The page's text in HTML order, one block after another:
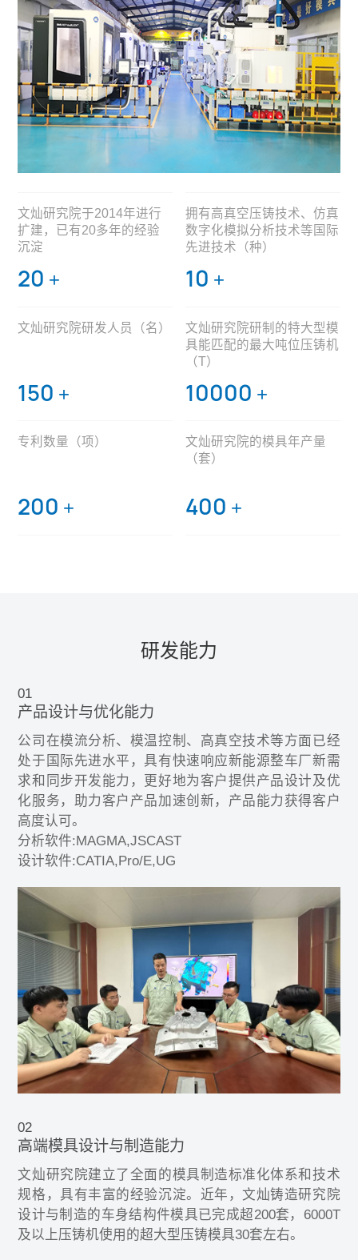
文灿研究院于2014年进行
扩建，已有20多年的经验
沉淀
20 +
文灿研究院研发人员（名）
150 +
专利数量（项）
200 +
拥有高真空压铸技术、仿真
数字化模拟分析技术等国际
先进技术（种）
10 +
文灿研究院研制的特大型模
具能匹配的最大吨位压铸机
（T）
10000 +
文灿研究院的模具年产量
（套）
400 +
研发能力
01
产品设计与优化能力
公司在模流分析、模温控制、高真空技术等方面已经
处于国际先进水平，具有快速响应新能源整车厂新需
求和同步开发能力，更好地为客户提供产品设计及优
化服务，助力客户产品加速创新，产品能力获得客户
高度认可。
分析软件:MAGMA,JSCAST
设计软件:CATIA,Pro/E,UG
02
高端模具设计与制造能力
文灿研究院建立了全面的模具制造标准化体系和技术
规格，具有丰富的经验沉淀。近年，文灿铸造研究院
设计与制造的车身结构件模具已完成超200套，6000T
及以上压铸机使用的超大型压铸模具30套左右。